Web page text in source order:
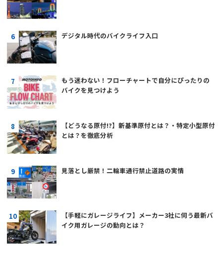
デジタル時代のバイクライフ入口
もう迷わない！フローチャートで自分にぴったりの
バイクを見つけよう
【どうなる原付!?】新基準原付とは？・特定小型原付
とは？を徹底分析
見落とし厳禁！二輪車通行禁止道路の実情
【手軽にガレージライフ】メーカー3社に伺う最新バ
イク用ガレージの動向とは？